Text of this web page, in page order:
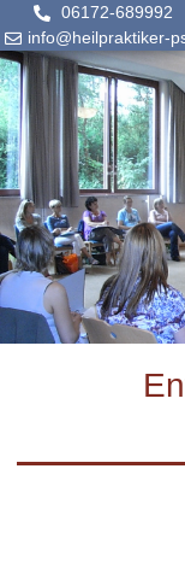
06172-689992
info@heilpraktiker-